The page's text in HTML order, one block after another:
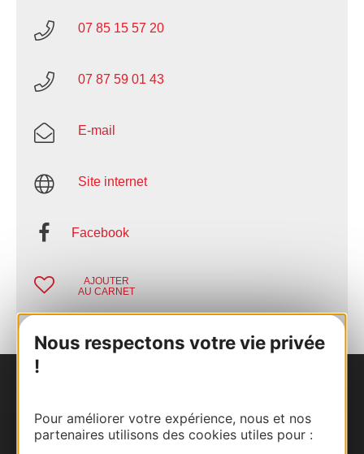
Nous respectons votre vie privée
!
Pour améliorer votre expérience, nous et nos
partenaires utilisons des cookies utiles pour :
07 85 15 57 20
07 87 59 01 43
E-mail
Site internet
Facebook
AJOUTER
AU CARNET
Carte interactive